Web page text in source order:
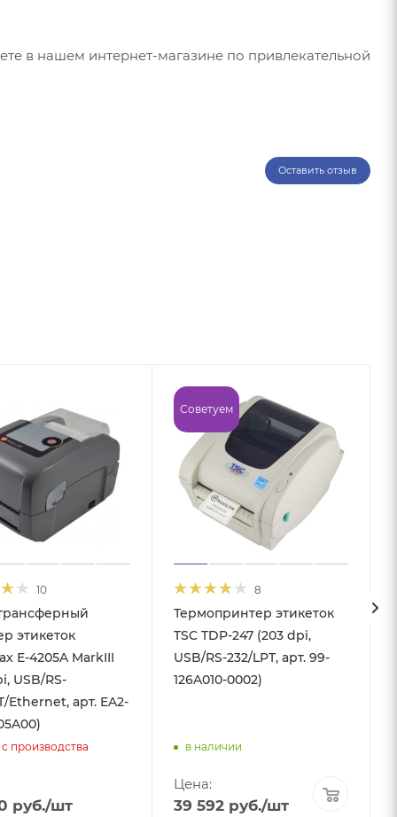
в нашем интернет-магазине по привлекательной
Оставить отзыв
10
этикеток
E-4205A MarkIII
USB/RS-
Ethernet, арт. EA2-
производства
руб./шт
Советуем
8
Термопринтер этикеток
TSC TDP-247 (203 dpi,
USB/RS-232/LPT, арт. 99-
126A010-0002)
в наличии
Цена:
39 592 руб./шт